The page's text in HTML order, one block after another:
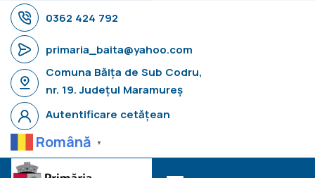
0362 424 792
primaria_baita@yahoo.com
Comuna Băița de Sub Codru,
nr. 19. Județul Maramureș
Autentificare cetățean
Română ▼